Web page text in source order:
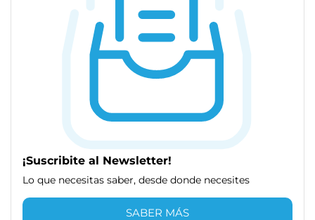
¡Suscribite al Newsletter!
Lo que necesitas saber, desde donde necesites
SABER MÁS